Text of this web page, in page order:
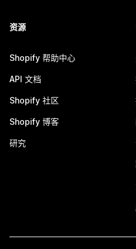
资源
Shopify 帮助中心
API 文档
Shopify 社区
Shopify 博客
研究